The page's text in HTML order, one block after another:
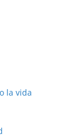
la vida